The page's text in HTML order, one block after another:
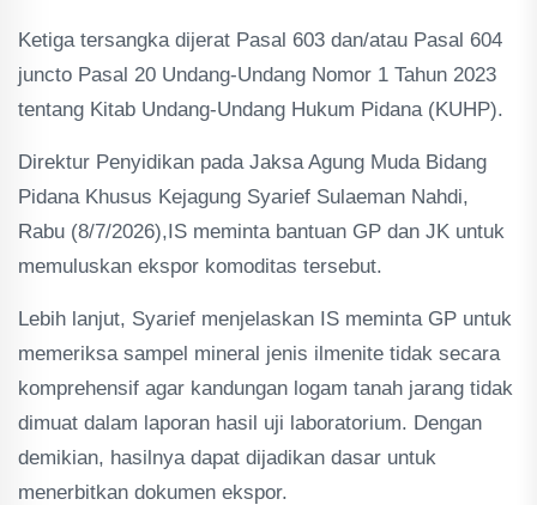
Ketiga tersangka dijerat Pasal 603 dan/atau Pasal 604
juncto Pasal 20 Undang-Undang Nomor 1 Tahun 2023
tentang Kitab Undang-Undang Hukum Pidana (KUHP).
Direktur Penyidikan pada Jaksa Agung Muda Bidang
Pidana Khusus Kejagung Syarief Sulaeman Nahdi,
Rabu (8/7/2026),IS meminta bantuan GP dan JK untuk
memuluskan ekspor komoditas tersebut.
Lebih lanjut, Syarief menjelaskan IS meminta GP untuk
memeriksa sampel mineral jenis ilmenite tidak secara
komprehensif agar kandungan logam tanah jarang tidak
dimuat dalam laporan hasil uji laboratorium. Dengan
demikian, hasilnya dapat dijadikan dasar untuk
menerbitkan dokumen ekspor.